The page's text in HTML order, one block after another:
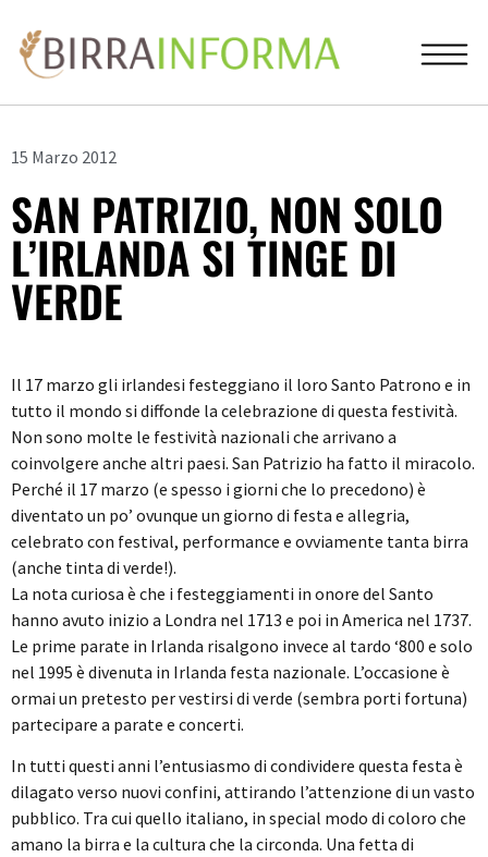
15 Marzo 2012
SAN PATRIZIO, NON SOLO
L’IRLANDA SI TINGE DI
VERDE
Il 17 marzo gli irlandesi festeggiano il loro Santo Patrono e in
tutto il mondo si diffonde la celebrazione di questa festività.
Non sono molte le festività nazionali che arrivano a
coinvolgere anche altri paesi. San Patrizio ha fatto il miracolo.
Perché il 17 marzo (e spesso i giorni che lo precedono) è
diventato un po’ ovunque un giorno di festa e allegria,
celebrato con festival, performance e ovviamente tanta birra
(anche tinta di verde!).
La nota curiosa è che i festeggiamenti in onore del Santo
hanno avuto inizio a Londra nel 1713 e poi in America nel 1737.
Le prime parate in Irlanda risalgono invece al tardo ‘800 e solo
nel 1995 è divenuta in Irlanda festa nazionale. L’occasione è
ormai un pretesto per vestirsi di verde (sembra porti fortuna)
partecipare a parate e concerti.
In tutti questi anni l’entusiasmo di condividere questa festa è
dilagato verso nuovi confini, attirando l’attenzione di un vasto
pubblico. Tra cui quello italiano, in special modo di coloro che
amano la birra e la cultura che la circonda. Una fetta di